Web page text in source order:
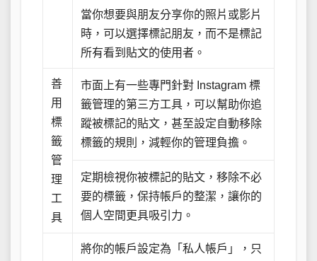
當你想要與朋友分享你的照片或影片
時，可以選擇標記朋友，而不是標記
所有看到貼文的使用者。
善
用
標
籤
管
理
工
具
市面上有一些專門針對 Instagram 標
籤管理的第三方工具，可以幫助你追
蹤被標記的貼文，甚至設定自動移除
標籤的規則，減輕你的管理負擔。
定期檢視你被標記的貼文，移除不必
要的標籤，保持帳戶的整潔，讓你的
個人空間更具吸引力。
將你的帳戶設定為「私人帳戶」，只